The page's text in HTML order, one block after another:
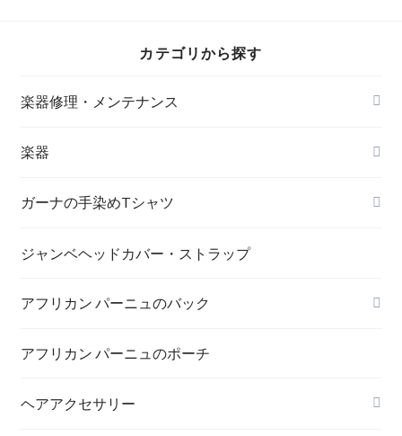
カテゴリから探す
楽器修理・メンテナンス
楽器
アサラト
打楽器
ガーナの手染めTシャツ
MAMA AFRICA
AFRICA UNITE
ジャンベヘッドカバー・ストラップ
アフリカン パーニュのバック
トートバック
アフリカン パーニュのポーチ
ヘアアクセサリー